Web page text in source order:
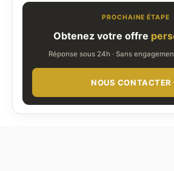
PROCHAINE ÉTAPE
Obtenez votre offre
Réponse sous 24h · Sans
NOUS CONTACTER